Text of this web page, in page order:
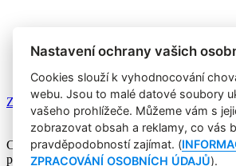
veškerému obsahu Marketing
Zapomněli jste heslo?
Copyright © 2004-2020 Focus Agency, s.r.o.
podmínek. ISSN 1803-957X
Nastavení ochrany vašich
Cookies slouží k vyhodnocování
webu. Jsou to malé datové soubory
vašeho prohlížeče. Můžeme vám s
zobrazovat obsah a reklamy, co vás
pravděpodobností zajímat. (
ZPRACOVÁNÍ OSOBNÍCH ÚDAJŮ).